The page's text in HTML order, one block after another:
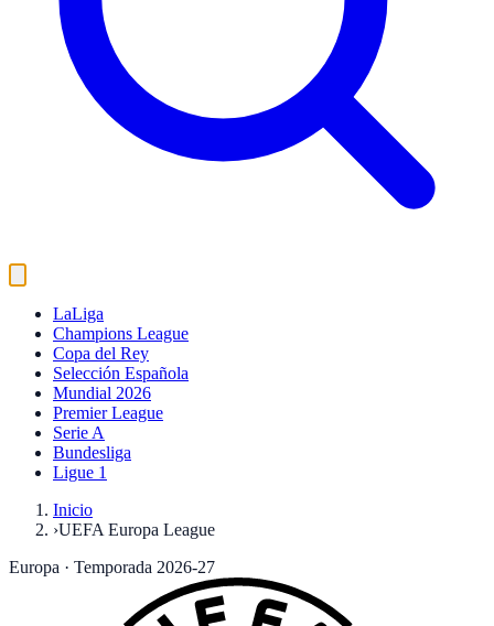
LaLiga
Champions League
Copa del Rey
Selección Española
Mundial 2026
Premier League
Serie A
Bundesliga
Ligue 1
Inicio
›UEFA Europa League
Europa · Temporada 2026-27